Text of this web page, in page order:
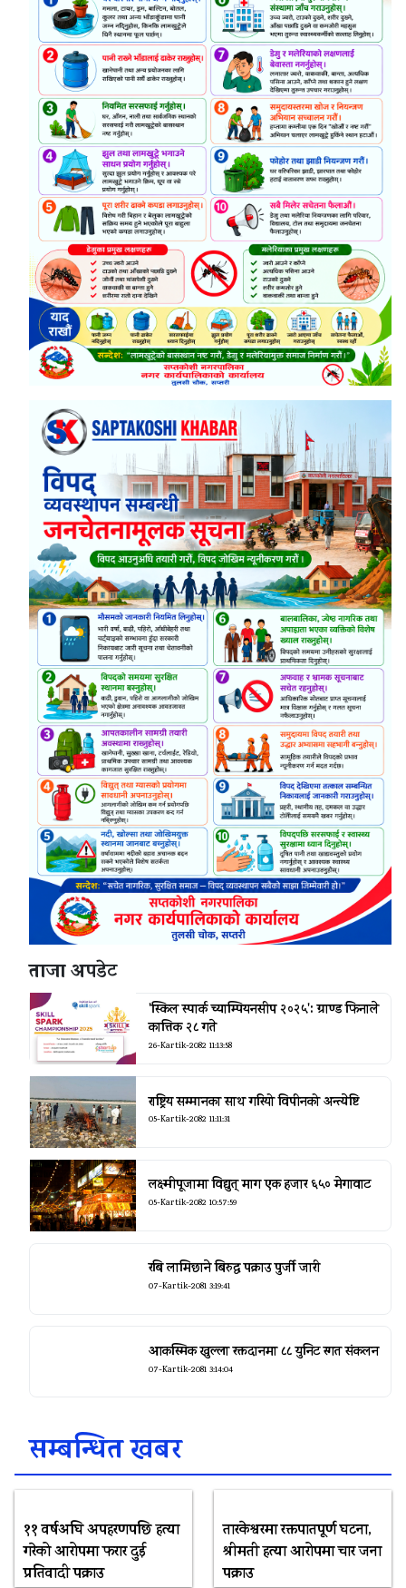
ताजा अपडेट
'स्किल स्पार्क च्याम्पियनसीप २०२५': ग्राण्ड फिनाले
कात्तिक २८ गते
26-Kartik-2082 11:13:58
राष्ट्रिय सम्मानका साथ गरियो विपीनको अन्त्येष्टि
05-Kartik-2082 11:11:31
लक्ष्मीपूजामा विद्युत् माग एक हजार ६५० मेगावाट
05-Kartik-2082 10:57:59
रबि लामिछाने बिरुद्ध पक्राउ पुर्जी जारी
07-Kartik-2081 3:19:41
आकस्मिक खुल्ला रक्तदानमा ८८ युनिट रगत संकलन
07-Kartik-2081 3:14:04
सम्बन्धित खबर
११ वर्षअघि अपहरणपछि हत्या
गरेको आरोपमा फरार दुई
प्रतिवादी पक्राउ
तारकेश्वरमा रक्तपातपूर्ण घटना,
श्रीमती हत्या आरोपमा चार जना
पक्राउ